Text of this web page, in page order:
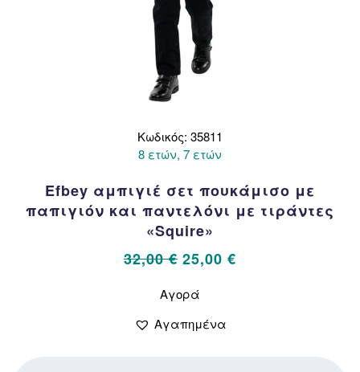
Κωδικός: 35811
8 ετών, 7 ετών
Efbey αμπιγιέ σετ πουκάμισο με
παπιγιόν και παντελόνι με τιράντες
«Squire»
32,00€ Original
was:
32,00 €.
25,00 €
Αγορά
έχει
Αγαπημένα